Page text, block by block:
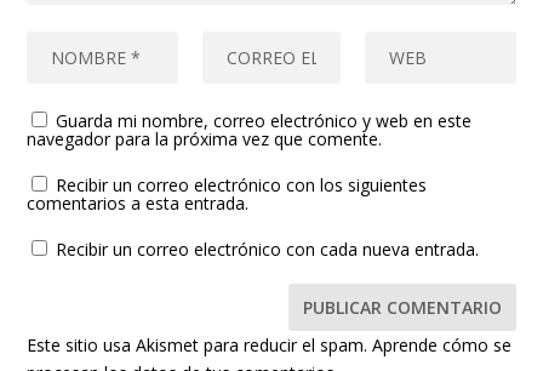
Guarda mi nombre, correo electrónico y web en este
navegador para la próxima vez que comente.
Recibir un correo electrónico con los siguientes
comentarios a esta entrada.
Recibir un correo electrónico con cada nueva entrada.
Este sitio usa Akismet para reducir el spam.Aprende cómo se